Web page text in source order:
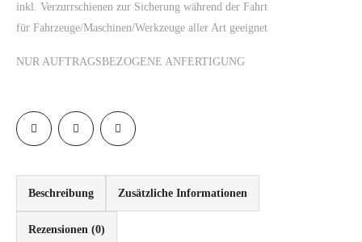
inkl. Verzurrschienen zur Sicherung während der Fahrt
für Fahrzeuge/Maschinen/Werkzeuge aller Art geeignet
NUR AUFTRAGSBEZOGENE ANFERTIGUNG
Beschreibung Zusätzliche Informationen
Rezensionen (0)